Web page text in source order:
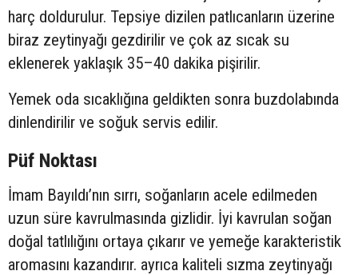
harç doldurulur. Tepsiye dizilen patlıcanların üzerine
biraz zeytinyağı gezdirilir ve çok az sıcak su
eklenerek yaklaşık 35–40 dakika pişirilir.
Yemek oda sıcaklığına geldikten sonra buzdolabında
dinlendirilir ve soğuk servis edilir.
Püf Noktası
İmam Bayıldı’nın sırrı, soğanların acele edilmeden
uzun süre kavrulmasında gizlidir. İyi kavrulan soğan
doğal tatlılığını ortaya çıkarır ve yemeğe karakteristik
aromasını kazandırır. ayrıca kaliteli sızma zeytinyağı